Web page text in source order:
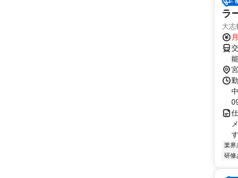
ラ
大
業界
研修